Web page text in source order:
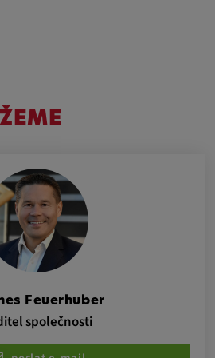
Feuerhuber
společnosti
AEC, CONSENT, OGPC